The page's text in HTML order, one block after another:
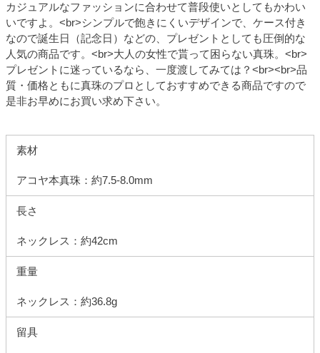
カジュアルなファッションに合わせて普段使いとしてもかわい
いですよ。<br>シンプルで飽きにくいデザインで、ケース付き
なので誕生日（記念日）などの、プレゼントとしても圧倒的な
人気の商品です。<br>大人の女性で貰って困らない真珠。<br>
プレゼントに迷っているなら、一度渡してみては？<br><br>品
質・価格ともに真珠のプロとしておすすめできる商品ですので
是非お早めにお買い求め下さい。
素材
アコヤ本真珠：約7.5-8.0mm
長さ
ネックレス：約42cm
重量
ネックレス：約36.8g
留具